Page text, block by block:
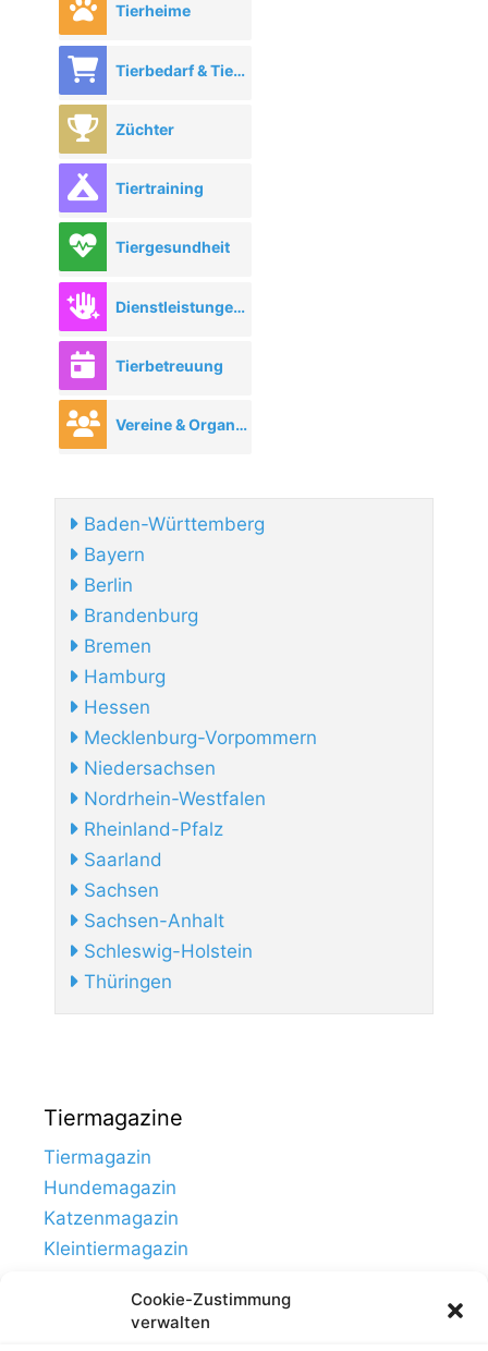
Cookie-Zustimmung
verwalten
Tierheime
Tierbedarf & Tierhandel
Züchter
Tiertraining
Tiergesundheit
Dienstleistungen rund ums Tier
Tierbetreuung
Vereine & Organisationen
Baden-Württemberg
Bayern
Berlin
Brandenburg
Bremen
Hamburg
Hessen
Mecklenburg-Vorpommern
Niedersachsen
Nordrhein-Westfalen
Rheinland-Pfalz
Saarland
Sachsen
Sachsen-Anhalt
Schleswig-Holstein
Thüringen
Tiermagazine
Tiermagazin
Hundemagazin
Katzenmagazin
Kleintiermagazin